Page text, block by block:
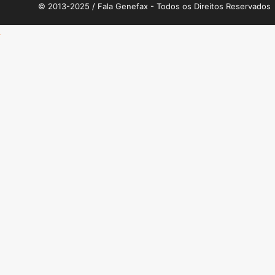
© 2013-2025 / Fala Genefax - Todos os Direitos Reservados